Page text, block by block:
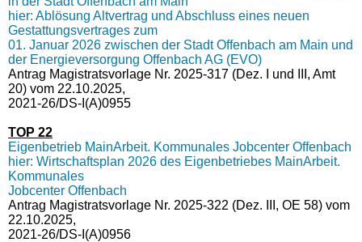
hier: Ablösung Altvertrag und Abschluss eines neuen
Gestattungsvertrages zum
01. Januar 2026 zwischen der Stadt Offenbach am Main und
der Energieversorgung Offenbach AG (EVO)
Antrag Magistratsvorlage Nr. 2025-317 (Dez. I und III, Amt
20) vom 22.10.2025,
2021-26/DS-I(A)0955
TOP 22
Eigenbetrieb MainArbeit. Kommunales Jobcenter Offenbach
hier: Wirtschaftsplan 2026 des Eigenbetriebes MainArbeit.
Kommunales
Jobcenter Offenbach
Antrag Magistratsvorlage Nr. 2025-322 (Dez. III, OE 58) vom
22.10.2025,
2021-26/DS-I(A)0956